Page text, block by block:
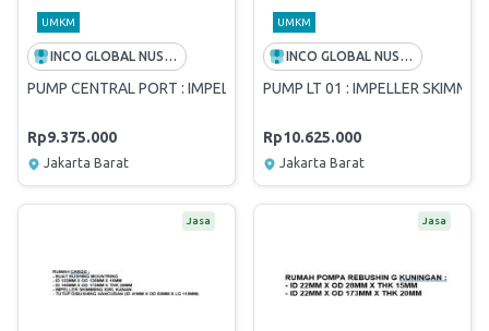
UMKM
INCO GLOBAL NUSANTARA
PUMP CENTRAL PORT : IMPELLER SKIMMING (1PCS), BUAT
Rp9.375.000
Jakarta Barat
UMKM
INCO GLOBAL NUSANTARA
PUMP LT 01 : IMPELLER
Rp10.625.000
Jakarta Barat
Jasa Jasa